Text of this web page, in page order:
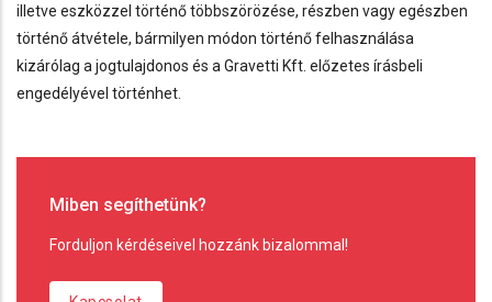
illetve eszközzel történő többszörözése, részben vagy egészben
történő átvétele, bármilyen módon történő felhasználása
kizárólag a jogtulajdonos és a Gravetti Kft. előzetes írásbeli
engedélyével történhet.
Miben segíthetünk?
Forduljon kérdéseivel hozzánk bizalommal!